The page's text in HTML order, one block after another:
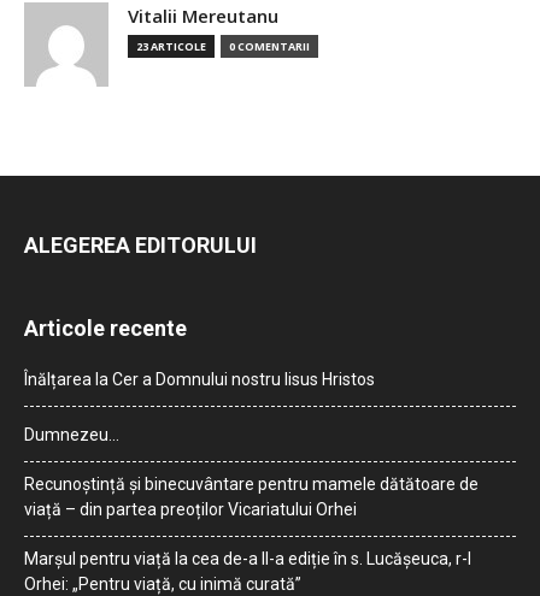
Vitalii Mereutanu
23 ARTICOLE 0 COMENTARII
ALEGEREA EDITORULUI
Articole recente
Înălțarea la Cer a Domnului nostru Iisus Hristos
Dumnezeu…
Recunoștință și binecuvântare pentru mamele dătătoare de
viață – din partea preoților Vicariatului Orhei
Marșul pentru viață la cea de-a II-a ediție în s. Lucășeuca, r-l
Orhei: „Pentru viață, cu inimă curată”